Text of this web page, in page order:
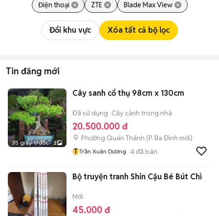
Điện thoại ZTE Blade Max View
Đổi khu vực Xóa tất cả bộ lọc
Tin đăng mới
35 giây trước 2
Cây sanh cổ thụ 98cm x 130cm
Đã sử dụng Cây cảnh trong nhà
20.500.000 đ
Phường Quán Thánh (P. Ba Đình mới)
T Trần Xuân Dương 4đã bán
Bộ truyện tranh Shin Cậu Bé Bút Chì
Mới
45.000 đ